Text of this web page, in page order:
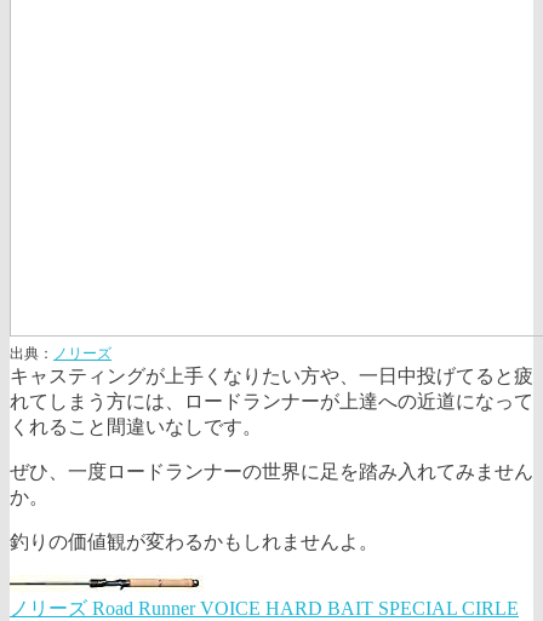
出典： ノリーズ
キャスティングが上手くなりたい方や、一日中投げてると疲
れてしまう方には、ロードランナーが上達への近道になって
くれること間違いなしです。
ぜひ、一度ロードランナーの世界に足を踏み入れてみません
か。
釣りの価値観が変わるかもしれませんよ。
ノリーズ Road Runner VOICE HARD BAIT SPECIAL CIRLE